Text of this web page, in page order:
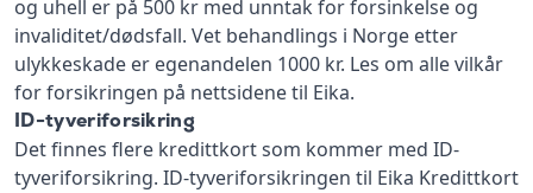
og uhell er på 500 kr med unntak for forsinkelse og
invaliditet/dødsfall. Vet behandlings i Norge etter
ulykkeskade er egenandelen 1000 kr. Les om alle vilkår
for forsikringen på nettsidene til Eika.
ID-tyveriforsikring
Det finnes flere kredittkort som kommer med ID-
tyveriforsikring. ID-tyveriforsikringen til Eika Kredittkort